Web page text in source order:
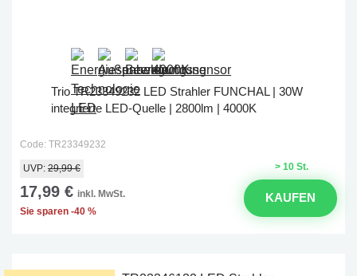
Trio TR23349232 LED Strahler FUNCHAL | 30W
integrierte LED-Quelle | 2800lm | 4000K
Code: TR23349232
> 10 St.
UVP: 29,99 €
17,99 € inkl. MwSt.
Sie sparen -40 %
KAUFEN